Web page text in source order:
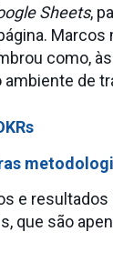
Sheets,
como,
de
e
que são